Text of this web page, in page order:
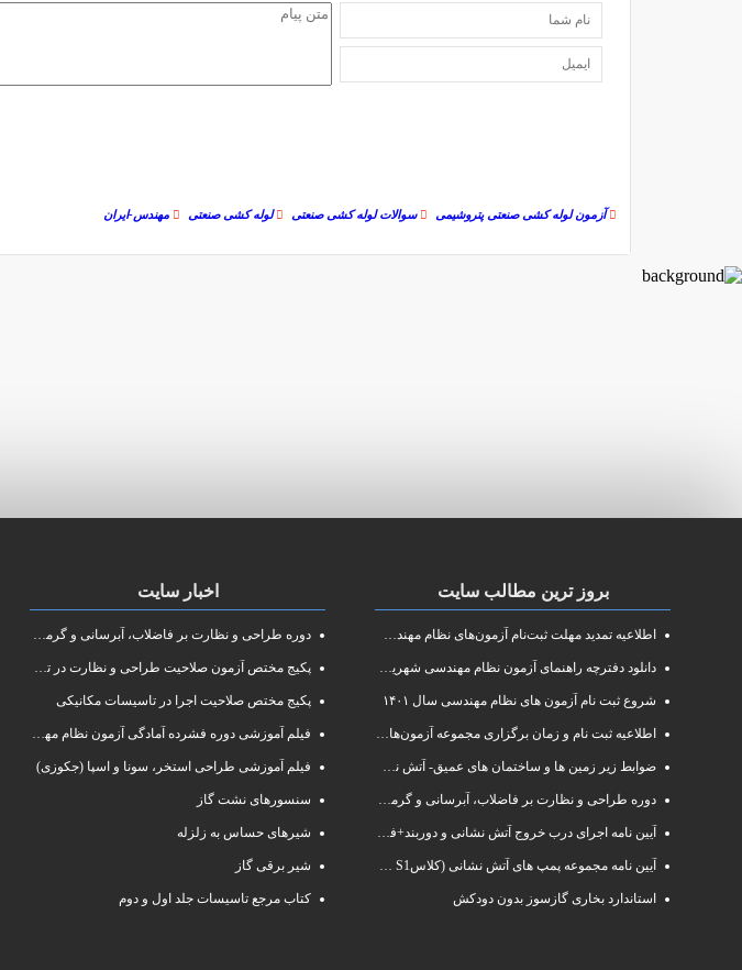
آزمون لوله کشی صنعتی پتروشیمی سوالات لوله کشی صنعتی لوله کشی صنعتی مهندس-ایران
بروز ترین مطالب سایت
اطلاعیه تمدید مهلت ثبت‌نام آزمون‌های نظام مهندسی سال ۱۴۰۱
دانلود دفترچه راهنمای آزمون نظام مهندسی شهریور ۱۴۰۱
شروع ثبت نام آزمون های نظام مهندسی سال ۱۴۰۱
اطلاعیه ثبت نام و زمان برگزاری مجموعه آزمون‌های نظام مهندسی ساختمان سال ۱۴۰۱
ضوابط زیر زمین ها و ساختمان های عمیق- آتش نشانی البرز
دوره طراحی و نظارت بر فاضلاب، آبرسانی و گرمایش رادیاتور
آیین نامه اجرای درب خروج آتش نشانی و دوربند+فایلpdf
آیین نامه مجموعه پمپ های آتش نشانی (کلاسS1 و S2 )
استاندارد بخاری گازسوز بدون دودکش
اخبار سایت
دوره طراحی و نظارت بر فاضلاب، آبرسانی و گرمایش رادیاتور
پکیج مختص آزمون صلاحیت طراحی و نظارت در تاسیسات مکانیکی
پکیج مختص صلاحیت اجرا در تاسیسات مکانیکی
فیلم آموزشی دوره فشرده آمادگی آزمون نظام مهندسی در رشته طراحی و نظارت تاسیسات مکانیکی ساختمان
فیلم آموزشی طراحی استخر، سونا و اسپا (جکوزی)
سنسورهای نشت گاز
شیرهای حساس به زلزله
شیر برقی گاز
کتاب مرجع تاسیسات جلد اول و دوم